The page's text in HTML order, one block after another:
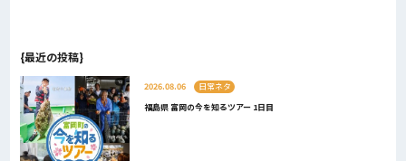
{最近の投稿}
2026.08.06
日常ネタ
福島県 富岡の今を知るツアー 1日目